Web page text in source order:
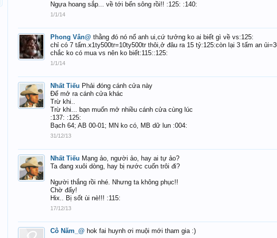
Ngựa hoang sắp... về tới bến sông rồi!! :125: :140:
1/1/14
Phong Vân@ thằng đó nó nổ anh ui,cứ tưởng ko ai biết gì về vs:125:
chỉ có 7 tấm.x1ty500tr=10ty500tr thôi,ở đâu ra 15 tỷ:125:còn lại 3 tấm an
chắc ko có mua vs nên ko biết:115::125:
1/1/14
Nhất Tiếu Phải đóng cánh cửa này
Để mở ra cánh cửa khác
Trừ khi..
Trừ khi... bạn muốn mở nhiều cánh cửa cùng lúc
:137: :125:
Bạch 64; AB 00-01; MN ko có, MB dữ lun :004:
31/12/13
Nhất Tiếu Mạng ảo, người ảo, hay ai tự ảo?
Ta đang xuôi dòng, hay bị nước cuốn trôi đi?
Người thắng rồi nhé. Nhưng ta không phục!!
Chờ đấy!
Hix.. Bị sốt ùi nè!!! :115:
17/12/13
Cô Năm_@ hok fai huynh ơi muội mới tham gia :)